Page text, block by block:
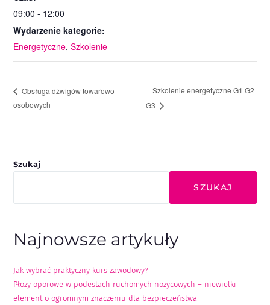
09:00 - 12:00
Wydarzenie kategorie:
Energetyczne,Szkolenie
Obsługa dźwigów towarowo –
osobowych
Szkolenie energetyczne G1 G2
G3
Szukaj
SZUKAJ
Najnowsze artykuły
Jak wybrać praktyczny kurs zawodowy?
Płozy oporowe w podestach ruchomych nożycowych – niewielki
element o ogromnym znaczeniu dla bezpieczeństwa